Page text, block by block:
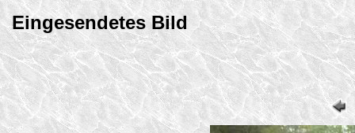
Eingesendetes Bild